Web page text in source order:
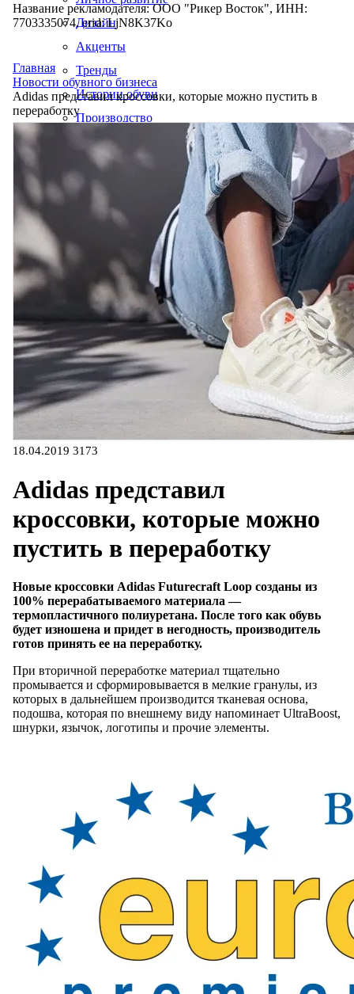
Дизайн
Акценты
Тренды
Истории обуви
Производство
Название рекламодателя: ООО "Рикер Восток", ИНН:
7703335074, erid: LjN8K37Ko
Главная
Новости обувного бизнеса
Adidas представил кроссовки, которые можно пустить в
переработку
18.04.2019 3173
Adidas представил
кроссовки, которые можно
пустить в переработку
Новые кроссовки Adidas Futurecraft Loop созданы из
100% перерабатываемого материала —
термопластичного полиуретана. После того как обувь
будет изношена и придет в негодность, производитель
готов принять ее на переработку.
При вторичной переработке материал тщательно
промывается и сформировывается в мелкие гранулы, из
которых в дальнейшем производится тканевая основа,
подошва, которая по внешнему виду напоминает UltraBoost,
шнурки, язычок, логотипы и прочие элементы.